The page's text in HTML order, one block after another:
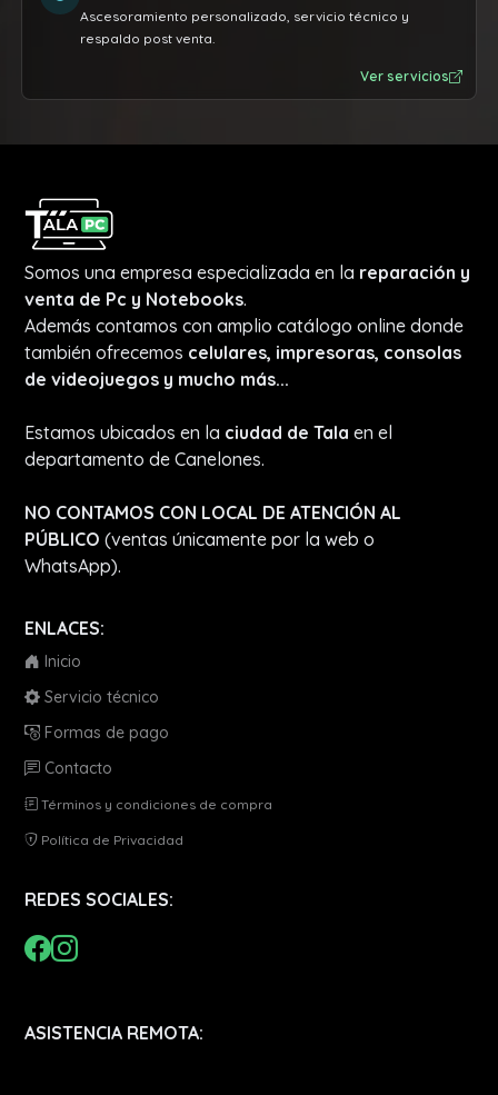
Ascesoramiento personalizado, servicio técnico y
respaldo post venta.
Ver servicios
Somos una empresa especializada en la reparación y
venta de Pc y Notebooks.
Además contamos con amplio catálogo online donde
también ofrecemos celulares, impresoras, consolas
de videojuegos y mucho más...
Estamos ubicados en la ciudad de Tala en el
departamento de Canelones.
NO CONTAMOS CON LOCAL DE ATENCIÓN AL
PÚBLICO (ventas únicamente por la web o
WhatsApp).
ENLACES:
Inicio
Servicio técnico
Formas de pago
Contacto
Términos y condiciones de compra
Política de Privacidad
REDES SOCIALES:
ASISTENCIA REMOTA: